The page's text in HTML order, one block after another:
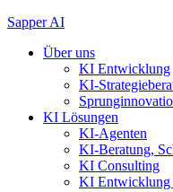
Zum
springen
Sapper AI
Über uns
KI Entwicklung
KI-
KI Lösungen
KI-Agenten
KI-Beratung,
KI Consulting
KI Entwicklung